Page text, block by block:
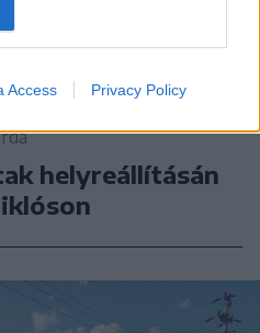
Access Privacy Policy
helyreállításán